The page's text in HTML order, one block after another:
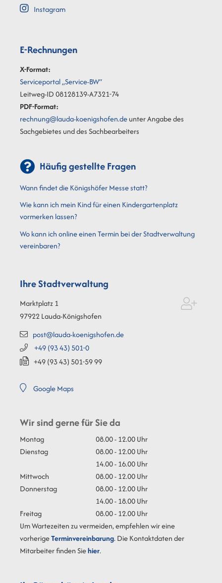
Instagram
E-Rechnungen
X-Format:
Serviceportal „Service-BW“
Leitweg-ID 08128139-A7321-74
PDF-Format:
rechnung@lauda-koenigshofen.deunter Angabe des
Sachgebietes und des Sachbearbeiters
Häufig gestellte Fragen
Wann findet die Königshöfer Messe statt?
Wie kann ich mein Kind für einen Kindergartenplatz
vormerken lassen?
Wo kann ich online einen Termin bei der Stadtverwaltung
vereinbaren?
Ihre Stadtverwaltung
Marktplatz 1
97922Lauda-Königshofen
post@lauda-koenigshofen.de
+49 (9343) 501-0
+49 (9343) 501-5999
Google Maps
Wir sind gerne für Sie da
Montag
08.00 - 12.00 Uhr
Dienstag
08.00 - 12.00 Uhr
14.00 - 16.00 Uhr
Mittwoch
08.00 - 12.00 Uhr
Donnerstag
08.00 - 12.00 Uhr
14.00 - 18.00 Uhr
Freitag
08.00 - 12.00 Uhr
Um Wartezeiten zu vermeiden, empfehlen wir eine
vorherigeTerminvereinbarung. Die Kontaktdaten der
Mitarbeiter finden Siehier.